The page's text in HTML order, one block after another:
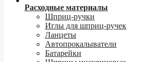
Расходные материалы
Шприц-ручки
Иглы для шприц-ручек
Ланцеты
Автопрокалыватели
Батарейки